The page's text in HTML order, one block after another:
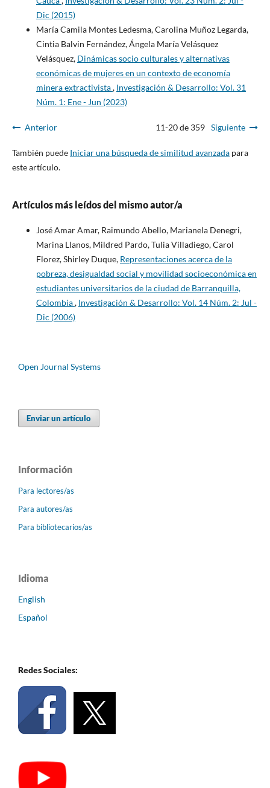
Dic (2015)
María Camila Montes Ledesma, Carolina Muñoz Legarda,
Cintia Balvin Fernández, Ángela María Velásquez
Velásquez, Dinámicas socio culturales y alternativas
económicas de mujeres en un contexto de economía
minera extractivista, Investigación & Desarrollo: Vol. 31
Núm. 1: Ene - Jun (2023)
Anterior 11-20 de 359 Siguiente
También puede Iniciar una búsqueda de similitud avanzadapara
este artículo.
Artículos más leídos del mismo autor/a
José Amar Amar, Raimundo Abello, Marianela Denegri,
Marina Llanos, Mildred Pardo, Tulia Villadiego, Carol
Florez, Shirley Duque, Representaciones acerca de la
pobreza, desigualdad social y movilidad socioeconómica en
estudiantes universitarios de la ciudad de Barranquilla,
Colombia, Investigación & Desarrollo: Vol. 14 Núm. 2: Jul -
Dic (2006)
Open Journal Systems
Enviar un artículo
Información
Para lectores/as
Para autores/as
Para bibliotecarios/as
Idioma
English
Español
Redes Sociales: